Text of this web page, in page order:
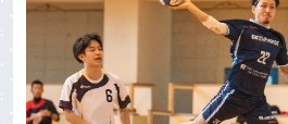
ごあいさつ
理念とビジョン
沿革